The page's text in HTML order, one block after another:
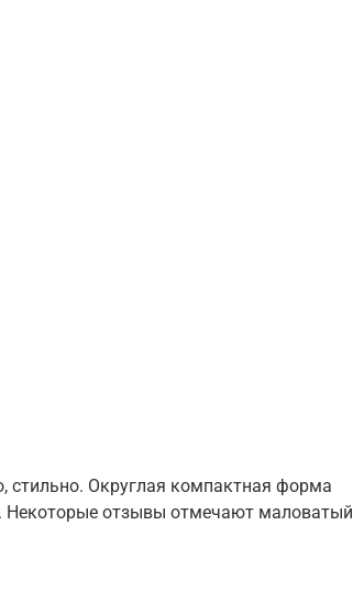
стильно. Округлая компактная форма
Некоторые отзывы отмечают маловатый